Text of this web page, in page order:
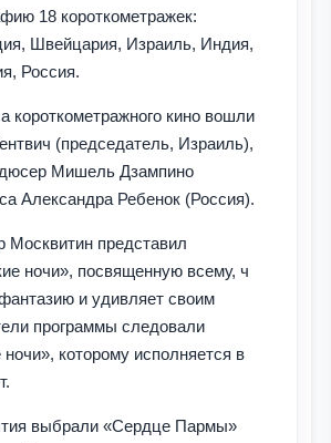
18 короткометражек:
Швейцария, Израиль, Индия,
Россия.
короткометражного кино вошли
(председатель, Израиль),
Мишель Дзампино
Александра Ребенок (Россия).
Москвитин представил
ночи», посвященную всему, ч
и удивляет своим
программы следовали
которому исполняется в
выбрали «Сердце Пармы»